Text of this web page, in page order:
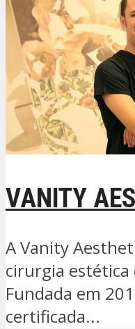
VANITY
A Vanity
cirurgia estética
Fundada em
certificada...